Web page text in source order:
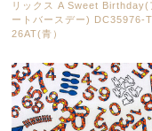
リックス A Sweet Birthday(
ートバースデー) DC35976-
26AT(青）